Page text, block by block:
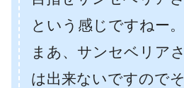
という感じですねー。
まあ、サンセベリア
は出来ないですので